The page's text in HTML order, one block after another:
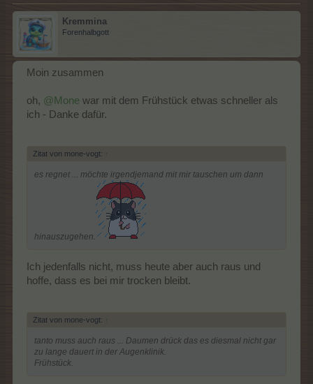
Kremmina
Forenhalbgott
Moin zusammen
oh, @Mone war mit dem Frühstück etwas schneller als
ich - Danke dafür.
Zitat von mone-vogt: ↑
es regnet ... möchte irgendjemand mit mir tauschen um dann
hinauszugehen.
Ich jedenfalls nicht, muss heute aber auch raus und
hoffe, dass es bei mir trocken bleibt.
Zitat von mone-vogt: ↑
tanto muss auch raus ... Daumen drück das es diesmal nicht gar
zu lange dauert in der Augenklinik.
Frühstück.